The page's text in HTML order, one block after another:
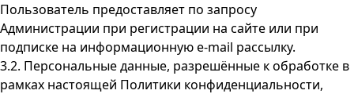
Пользователь предоставляет по запросу
Администрации при регистрации на сайте или при
подписке на информационную e-mail рассылку.
3.2. Персональные данные, разрешённые к обработке в
рамках настоящей Политики конфиденциальности,